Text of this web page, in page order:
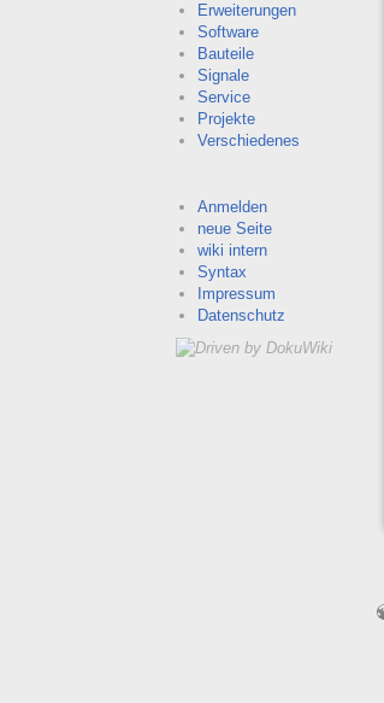
Erweiterungen
Software
Bauteile
Signale
Service
Projekte
Verschiedenes
Anmelden
neue Seite
wiki intern
Syntax
Impressum
Datenschutz